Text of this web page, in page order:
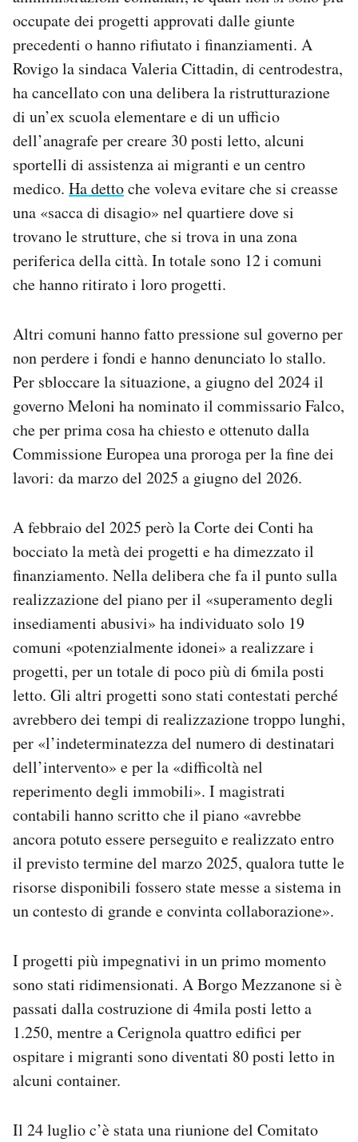
occupate dei progetti approvati dalle giunte
precedenti o hanno rifiutato i finanziamenti. A
Rovigo la sindaca Valeria Cittadin, di centrodestra,
ha cancellato con una delibera la ristrutturazione
di un’ex scuola elementare e di un ufficio
dell’anagrafe per creare 30 posti letto, alcuni
sportelli di assistenza ai migranti e un centro
medico. Ha dettoche voleva evitare che si creasse
una «sacca di disagio» nel quartiere dove si
trovano le strutture, che si trova in una zona
periferica della città. In totale sono 12 i comuni
che hanno ritirato i loro progetti.
Altri comuni hanno fatto pressione sul governo per
non perdere i fondi e hanno denunciato lo stallo.
Per sbloccare la situazione, a giugno del 2024 il
governo Meloni ha nominato il commissario Falco,
che per prima cosa ha chiesto e ottenuto dalla
Commissione Europea una proroga per la fine dei
lavori: da marzo del 2025 a giugno del 2026.
A febbraio del 2025 però la Corte dei Conti ha
bocciato la metà dei progetti e ha dimezzato il
finanziamento. Nella delibera che fa il punto sulla
realizzazione del piano per il «superamento degli
insediamenti abusivi» ha individuato solo 19
comuni «potenzialmente idonei» a realizzare i
progetti, per un totale di poco più di 6mila posti
letto. Gli altri progetti sono stati contestati perché
avrebbero dei tempi di realizzazione troppo lunghi,
per «l’indeterminatezza del numero di destinatari
dell’intervento» e per la «difficoltà nel
reperimento degli immobili». I magistrati
contabili hanno scritto che il piano «avrebbe
ancora potuto essere perseguito e realizzato entro
il previsto termine del marzo 2025, qualora tutte le
risorse disponibili fossero state messe a sistema in
un contesto di grande e convinta collaborazione».
I progetti più impegnativi in un primo momento
sono stati ridimensionati. A Borgo Mezzanone si è
passati dalla costruzione di 4mila posti letto a
1.250, mentre a Cerignola quattro edifici per
ospitare i migranti sono diventati 80 posti letto in
alcuni container.
Il 24 luglio c’è stata una riunione del Comitato